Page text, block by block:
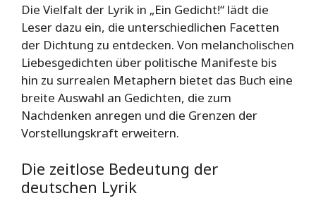
Die Vielfalt der Lyrik in „Ein Gedicht!“ lädt die
Leser dazu ein, die unterschiedlichen Facetten
der Dichtung zu entdecken. Von melancholischen
Liebesgedichten über politische Manifeste bis
hin zu surrealen Metaphern bietet das Buch eine
breite Auswahl an Gedichten, die zum
Nachdenken anregen und die Grenzen der
Vorstellungskraft erweitern.
Die zeitlose Bedeutung der
deutschen Lyrik